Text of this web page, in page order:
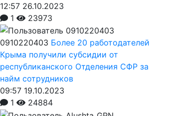
12:57 26.10.2023
1
23973
0910220403 Более 20 работодателей
Крыма получили субсидии от
республиканского Отделения СФР за
найм сотрудников
09:57 19.10.2023
1
24884